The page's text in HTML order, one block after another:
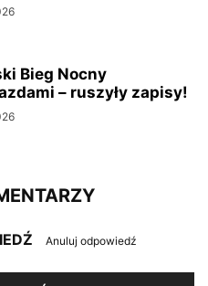
Bieg Nocny
– ruszyły zapisy!
Anuluj odpowiedź